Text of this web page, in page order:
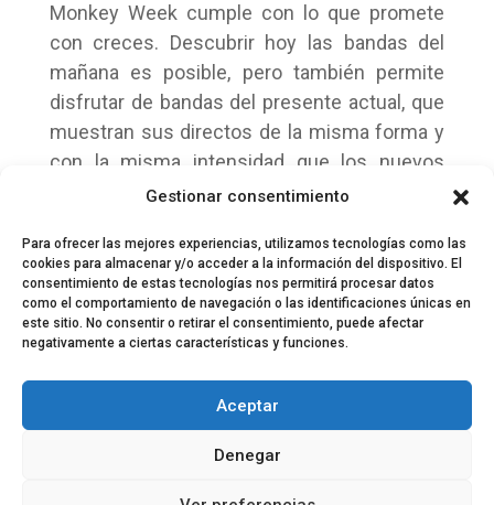
Gestionar consentimiento
Para ofrecer las mejores experiencias, utilizamos tecnologías como las
cookies para almacenar y/o acceder a la información del dispositivo. El
consentimiento de estas tecnologías nos permitirá procesar datos
como el comportamiento de navegación o las identificaciones únicas en
este sitio. No consentir o retirar el consentimiento, puede afectar
negativamente a ciertas características y funciones.
Aceptar
Denegar
Monkey Week cumple con lo que promete
con creces. Descubrir hoy las bandas del
mañana es posible, pero también permite
disfrutar de bandas del presente actual, que
muestran sus directos de la misma forma y
con la misma intensidad que los nuevos
talentos. Un festival indispensable para todo
Equipo EPDLT Contacto